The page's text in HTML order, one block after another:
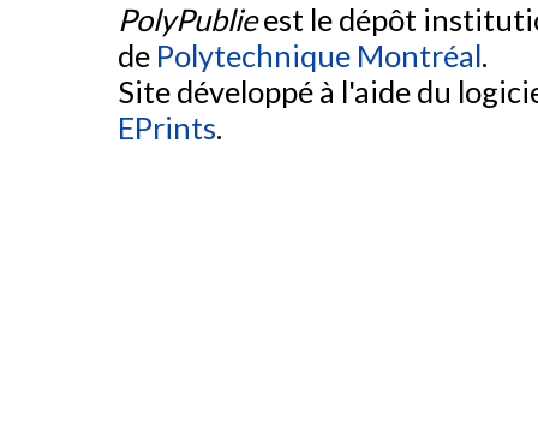
PolyPublieest le dépôt
de Polytechnique Montréal.
Site développé à l'aide du
EPrints.